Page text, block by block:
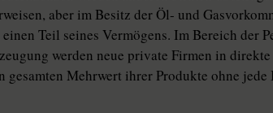
aber im Besitz der Öl- und
Teil seines Vermögens. Im Bereich der
werden neue private Firmen in
gesamten Mehrwert ihrer Produkte ohne